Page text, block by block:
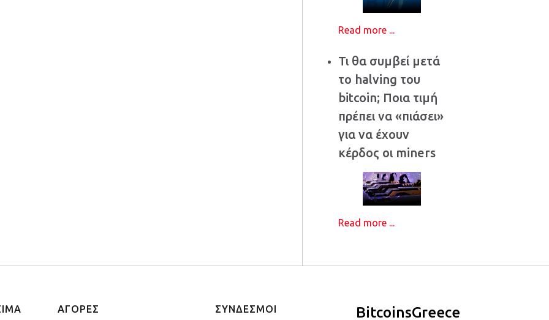
Read more ...
Τι θα συμβεί μετά
το halving του
bitcoin; Ποια τιμή
πρέπει να «πιάσει»
για να έχουν
κέρδος οι miners
Read more ...
ΑΓΟΡΕΣ ΣΥΝΔΕΣΜΟΙ BitcoinsGreece